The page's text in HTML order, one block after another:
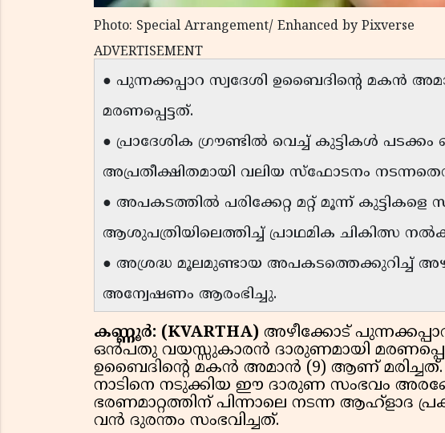
Photo: Special Arrangement/ Enhanced by Pixverse
ADVERTISEMENT
● പുന്നക്കപ്പാറ സ്വദേശി ഉബൈദിന്റെ
മരണപ്പെട്ടത്.
● പ്രാദേശിക ഗ്രൗണ്ടിൽ വെച്ച് കുട്ടികൾ
അപ്രതീക്ഷിതമായി വലിയ സ്ഫോടനം
● അപകടത്തിൽ പരിക്കേറ്റ മറ്റ് മൂന്ന് കുട്ടികളെ
ആശുപത്രിയിലെത്തിച്ച് പ്രാഥമിക ചികിത്സ
● അശ്രദ്ധ മൂലമുണ്ടായ അപകടത്തെക്കുറിച്ച്
അന്വേഷണം ആരംഭിച്ചു.
കണ്ണൂർ: (KVARTHA) അഴീക്കോട്
ഒൻപതു വയസ്സുകാരൻ ദാരുണമായി
ഉബൈദിൻ്റെ മകൻ അമാൻ (9) ആണ് മരിച്ചത്.
നാടിനെ നടുക്കിയ ഈ ദാരുണ സംഭവം
ഭരണമാറ്റത്തിന് പിന്നാലെ നടന്ന ആഹ്ളാദ
വൻ ദുരന്തം സംഭവിച്ചത്.